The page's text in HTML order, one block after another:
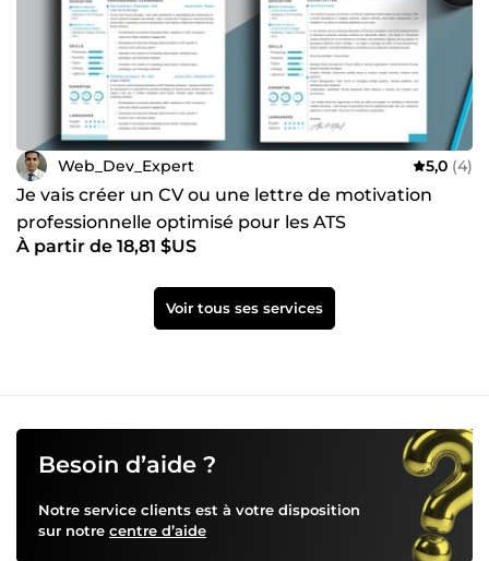
Web_Dev_Expert 5,0 (4)
Je vais créer un CV ou une lettre de motivation
professionnelle optimisé pour les ATS
À partir de 18,81 $US
Voir tous ses services
Besoin d’aide ?
Notre service clients est à votre disposition
sur notre centre d’aide